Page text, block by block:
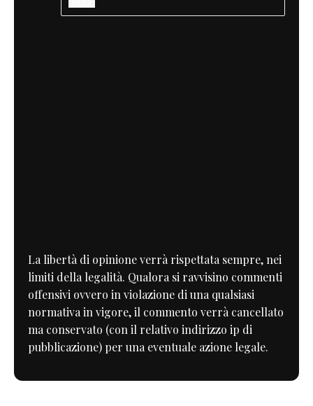
La libertà di opinione verrà rispettata sempre, nei
limiti della legalità. Qualora si ravvisino commenti
offensivi ovvero in violazione di una qualsiasi
normativa in vigore, il commento verrà cancellato
ma conservato (con il relativo indirizzo ip di
pubblicazione) per una eventuale azione legale.